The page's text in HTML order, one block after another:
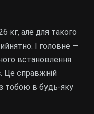
кг, але для такого
І головне —
встановлення.
Це справжній
тобою в будь-яку